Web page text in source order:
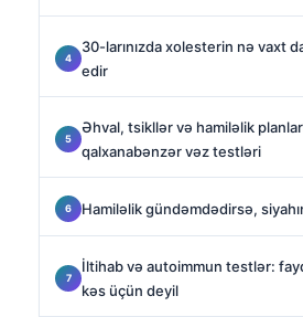
30-larınızda xolesterin nə vaxt
edir
Əhval, tsikllər və hamiləlik
qalxanabənzər vəz testləri
Hamiləlik gündəmdədirsə,
İltihab və autoimmun testlər:
kəs üçün deyil